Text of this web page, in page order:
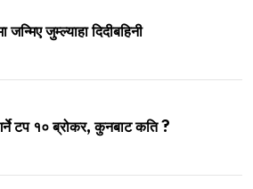
जुम्ल्याहा दिदीबहिनी
टप १० ब्रोकर, कुनबाट कति ?